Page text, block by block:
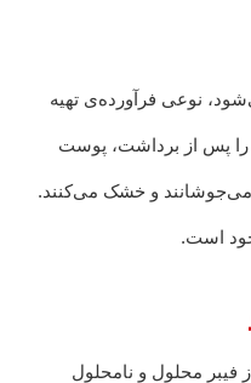
نوعی فرآورده‌ی تهیه
پس از برداشت، پوست
و خشک می‌کنند.
است.
فیبر محلول و نامحلول